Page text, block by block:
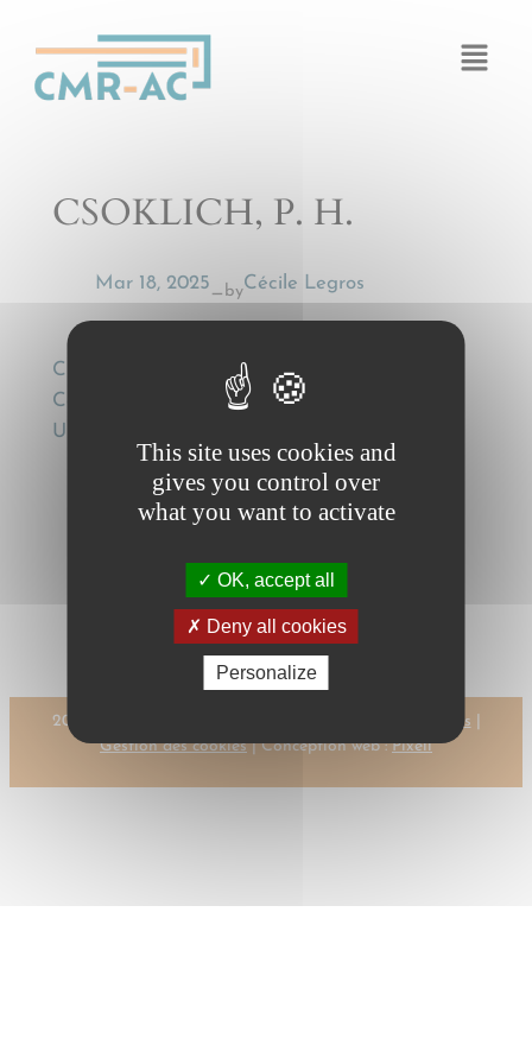
CSOKLICH, P. H.
Mar 18, 2025— byCécile Legros
CSOKLICH, P., CMR as National Law and
Cabotage Law in Austria , Revue de Droit
Uniforme, Vol. XI, 2006, 685-688
Previous:
CSOKLICH, P. H.
Next:
P. H. →
2023 © CMR-AC Tous droits réservés | Mentions légales
Gestion des cookies| Conception web :Pixell
This site uses cookies and
gives you control over
what you want to activate
OK, accept all
Deny all cookies
Personalize